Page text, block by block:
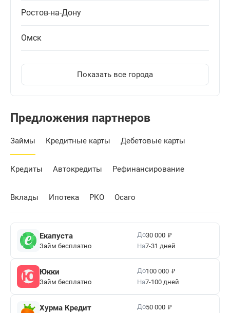
Ростов-на-Дону
Омск
Показать все города
Предложения партнеров
Займы Кредитные карты Дебетовые карты
Кредиты Автокредиты Рефинансирование
Вклады Ипотека РКО Осаго
Екапуста
Займ бесплатно
До30 000 ₽
На7-31 дней
Юкки
Займ бесплатно
До100 000 ₽
На7-100 дней
Хурма Кредит До50 000 ₽